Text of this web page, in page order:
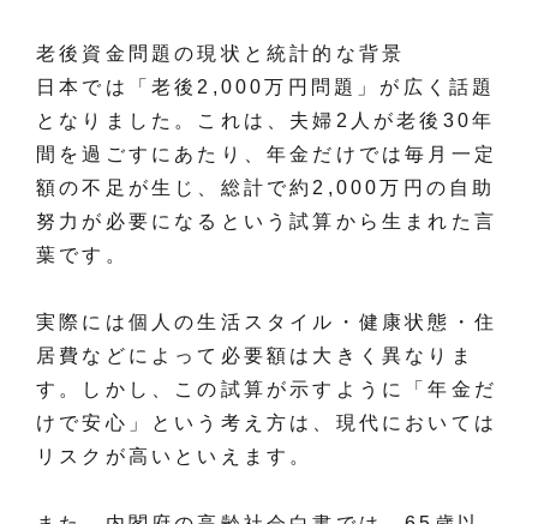
老後資金問題の現状と統計的な背景
日本では「老後2,000万円問題」が広く話題
となりました。これは、夫婦2人が老後30年
間を過ごすにあたり、年金だけでは毎月一定
額の不足が生じ、総計で約2,000万円の自助
努力が必要になるという試算から生まれた言
葉です。
実際には個人の生活スタイル・健康状態・住
居費などによって必要額は大きく異なりま
す。しかし、この試算が示すように「年金だ
けで安心」という考え方は、現代においては
リスクが高いといえます。